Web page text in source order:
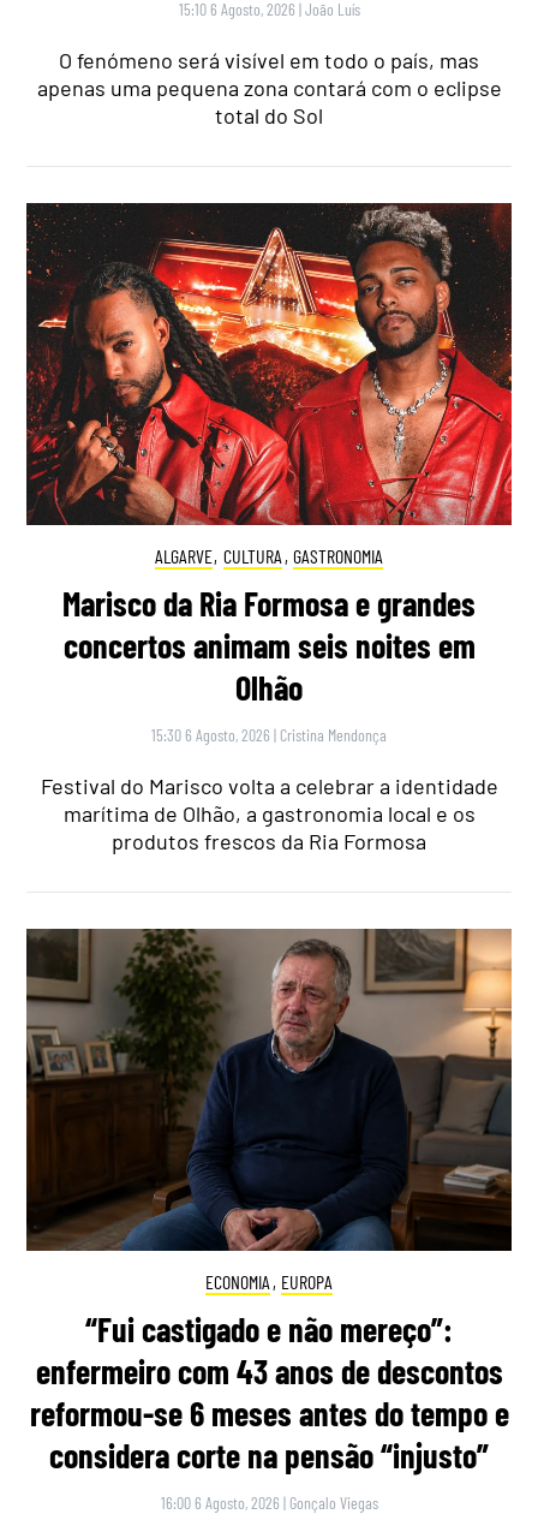
15:10 6 Agosto, 2026 |João Luís
O fenómeno será visível em todo o país, mas
apenas uma pequena zona contará com o eclipse
total do Sol
ALGARVE, CULTURA , GASTRONOMIA
Marisco da Ria Formosa e grandes
concertos animam seis noites em
Olhão
15:30 6 Agosto, 2026 | Cristina Mendonça
Festival do Marisco volta a celebrar a identidade
marítima de Olhão, a gastronomia local e os
produtos frescos da Ria Formosa
ECONOMIA , EUROPA
“Fui castigado e não mereço”:
enfermeiro com 43 anos de descontos
reformou-se 6 meses antes do tempo e
considera corte na pensão “injusto”
16:00 6 Agosto, 2026 | Gonçalo Viegas